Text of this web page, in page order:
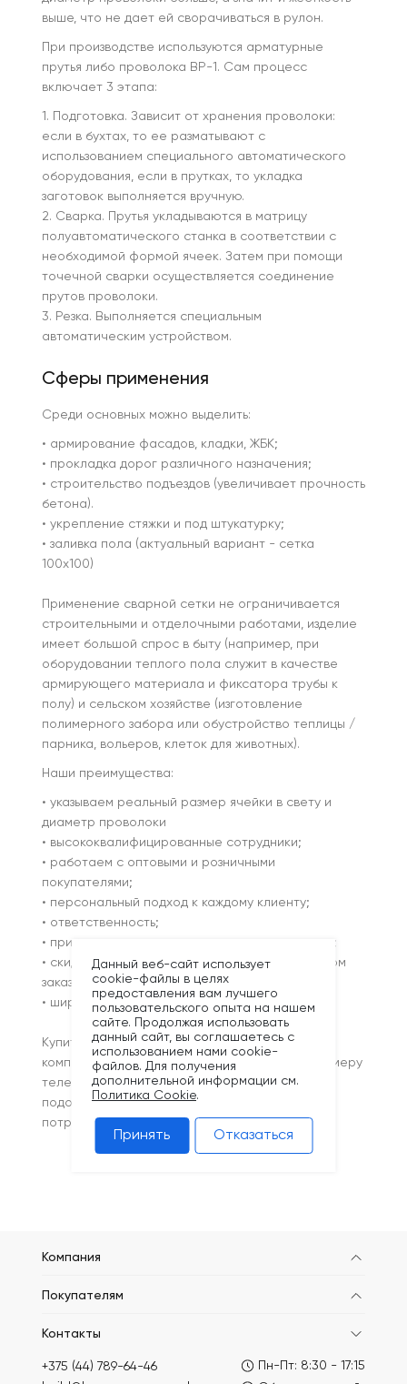
выше, что не дает ей сворачиваться в рулон.
При производстве используются арматурные
прутья либо проволока ВР-1. Сам процесс
включает 3 этапа:
1. Подготовка. Зависит от хранения проволоки:
если в бухтах, то ее разматывают с
использованием специального автоматического
оборудования, если в прутках, то укладка
заготовок выполняется вручную.
2. Сварка. Прутья укладываются в матрицу
полуавтоматического станка в соответствии с
необходимой формой ячеек. Затем при помощи
точечной сварки осуществляется соединение
прутов проволоки.
3. Резка. Выполняется специальным
автоматическим устройством.
Сферы применения
Среди основных можно выделить:
• армирование фасадов, кладки, ЖБК;
• прокладка дорог различного назначения;
• строительство подъездов (увеличивает прочность
бетона).
• укрепление стяжки и под штукатурку;
• заливка пола (актуальный вариант - сетка
100х100)
Применение сварной сетки не ограничивается
строительными и отделочными работами, изделие
имеет большой спрос в быту (например, при
оборудовании теплого пола служит в качестве
армирующего материала и фиксатора трубы к
полу) и сельском хозяйстве (изготовление
полимерного забора или обустройство теплицы /
парника, вольеров, клеток для животных).
Наши преимущества:
• указываем реальный размер ячейки в свету и
диаметр проволоки
• высококвалифицированные сотрудники;
• работаем с оптовыми и розничными
покупателями;
• персональный подход к каждому клиенту;
• ответственность;
• приемлемая цена на сетку от производителя;
• скидки постоянным покупателям и при крупном
заказе;
• широкий ассортимент.
Купить сетку от производителя можно в нашей
компании. Для этого звоните по указанному номеру
телефона на сайте. Наши менеджеры помогут
подобрать оптимальный вариант под ваши
потребности.
Компания
Покупателям
Контакты
+375 (44) 789-64-46
Пн-Пт: 8:30 - 17:15
Данный веб-сайт использует
cookie-файлы в целях
предоставления вам лучшего
пользовательского опыта на нашем
сайте. Продолжая использовать
данный сайт, вы соглашаетесь с
использованием нами cookie-
файлов. Для получения
дополнительной информации см.
Политика Cookie.
Принять Отказаться